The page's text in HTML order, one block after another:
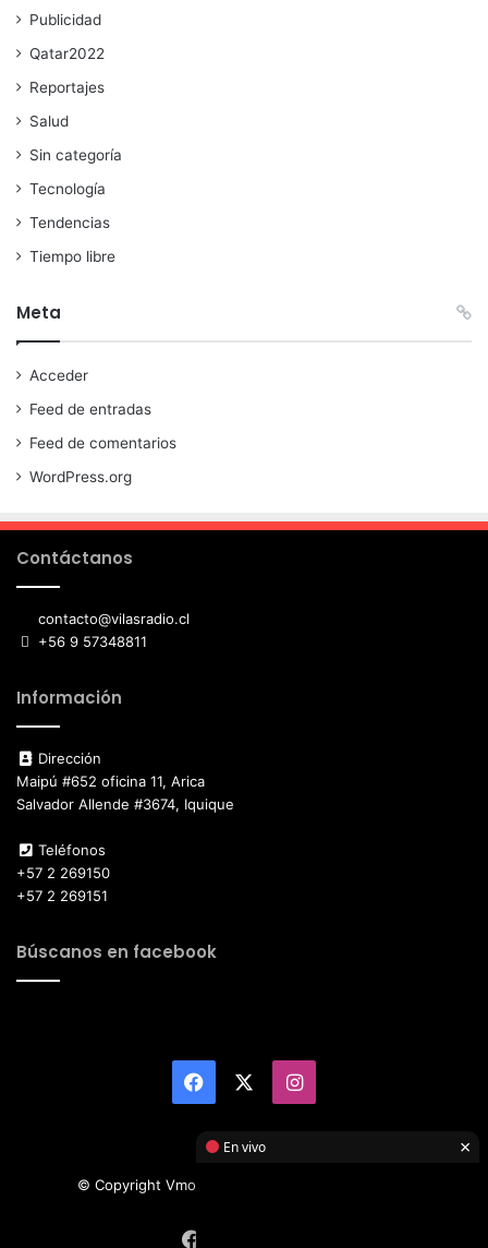
Publicidad
Qatar2022
Reportajes
Salud
Sin categoría
Tecnología
Tendencias
Tiempo libre
Meta
Acceder
Feed de entradas
Feed de comentarios
WordPress.org
Contáctanos
contacto@vilasradio.cl
+56 9 57348811
Información
Dirección
Maipú #652 oficina 11, Arica
Salvador Allende #3674, Iquique
Teléfonos
+57 2 269150
+57 2 269151
Búscanos en facebook
Facebook Instagram
© Copyright Vmotor TI 2026, All Rights Reserved
En vivo ×